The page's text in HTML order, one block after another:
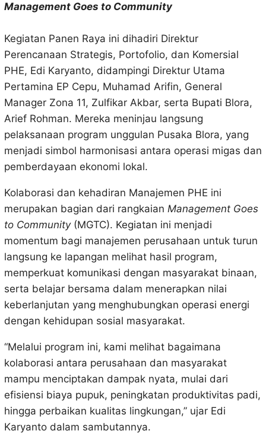
Management Goes to Community
Kegiatan Panen Raya ini dihadiri Direktur
Perencanaan Strategis, Portofolio, dan Komersial
PHE, Edi Karyanto, didampingi Direktur Utama
Pertamina EP Cepu, Muhamad Arifin, General
Manager Zona 11, Zulfikar Akbar, serta Bupati Blora,
Arief Rohman. Mereka meninjau langsung
pelaksanaan program unggulan Pusaka Blora, yang
menjadi simbol harmonisasi antara operasi migas dan
pemberdayaan ekonomi lokal.
Kolaborasi dan kehadiran Manajemen PHE ini
merupakan bagian dari rangkaian Management Goes
to Community(MGTC). Kegiatan ini menjadi
momentum bagi manajemen perusahaan untuk turun
langsung ke lapangan melihat hasil program,
memperkuat komunikasi dengan masyarakat binaan,
serta belajar bersama dalam menerapkan nilai
keberlanjutan yang menghubungkan operasi energi
dengan kehidupan sosial masyarakat.
“Melalui program ini, kami melihat bagaimana
kolaborasi antara perusahaan dan masyarakat
mampu menciptakan dampak nyata, mulai dari
efisiensi biaya pupuk, peningkatan produktivitas padi,
hingga perbaikan kualitas lingkungan,” ujar Edi
Karyanto dalam sambutannya.